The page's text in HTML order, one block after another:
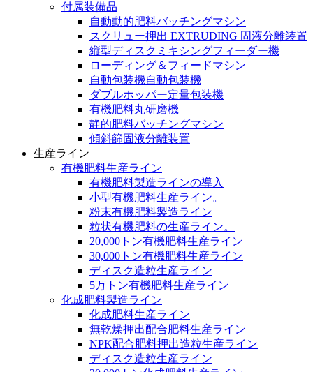
付属装備品
自動動的肥料バッチングマシン
スクリュー押出 EXTRUDING 固液分離装置
縦型ディスクミキシングフィーダー機
ローディング＆フィードマシン
自動包装機自動包装機
ダブルホッパー定量包装機
有機肥料丸研磨機
静的肥料バッチングマシン
傾斜篩固液分離装置
生産ライン
有機肥料生産ライン
有機肥料製造ラインの導入
小型有機肥料生産ライン。
粉末有機肥料製造ライン
粒状有機肥料の生産ライン。
20,000トン有機肥料生産ライン
30,000トン有機肥料生産ライン
ディスク造粒生産ライン
5万トン有機肥料生産ライン
化成肥料製造ライン
化成肥料生産ライン
無乾燥押出配合肥料生産ライン
NPK配合肥料押出造粒生産ライン
ディスク造粒生産ライン